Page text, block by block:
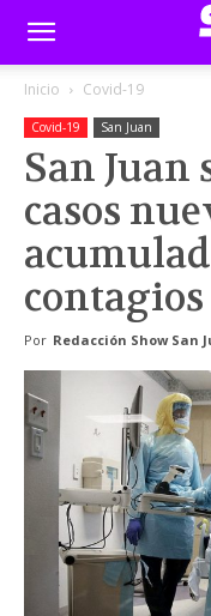
Inicio Covid-19
Covid-19 San Juan
San Juan
casos
contagios
Por Redacción Show San